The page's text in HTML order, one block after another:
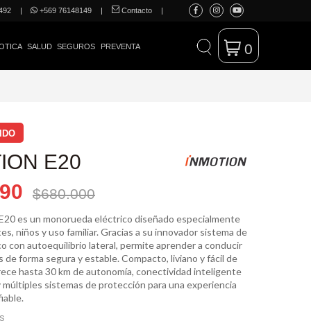
| +569 76148149 | Contacto |
SALUD SEGUROS PREVENTA 0
E20
$680.000
es un monorueda eléctrico diseñado especialmente
niños y uso familiar. Gracias a su innovador sistema de
con autoequilibrio lateral, permite aprender a conducir
de forma segura y estable. Compacto, liviano y fácil de
hasta 30 km de autonomía, conectividad inteligente
múltiples sistemas de protección para una experiencia